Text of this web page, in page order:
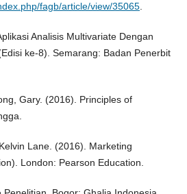
fagb/article/view/35065.
Analisis Multivariate Dengan
ke-8). Semarang: Badan Penerbit
Gary. (2016). Principles of
Lane. (2016). Marketing
London: Pearson Education.